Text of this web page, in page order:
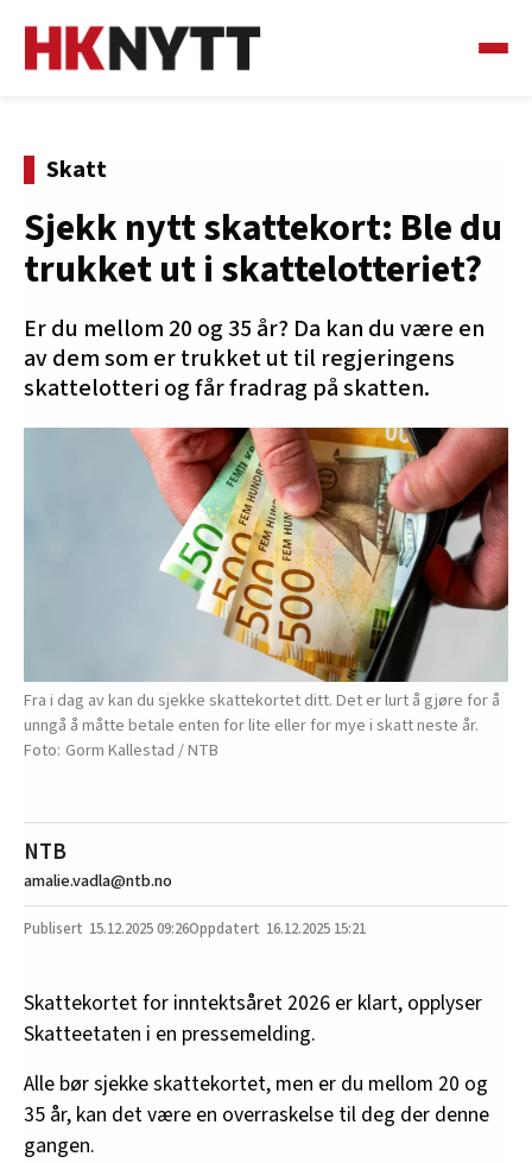
Skatt
Sjekk nytt skattekort: Ble du
trukket ut i skattelotteriet?
Er du mellom 20 og 35 år? Da kan du være en
av dem som er trukket ut til regjeringens
skattelotteri og får fradrag på skatten.
Fra i dag av kan du sjekke skattekortet ditt. Det er lurt å gjøre for å
unngå å måtte betale enten for lite eller for mye i skatt neste år.
Gorm Kallestad / NTB
NTB
amalie.vadla@ntb.no
15.12.202509:26 16.12.2025 15:21
Skattekortet for inntektsåret 2026 er klart, opplyser
Skatteetaten i en pressemelding.
Alle bør sjekke skattekortet, men er du mellom 20 og
35 år, kan det være en overraskelse til deg der denne
gangen.